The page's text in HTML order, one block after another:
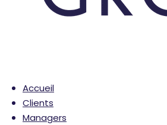
Accueil
Clients
Managers